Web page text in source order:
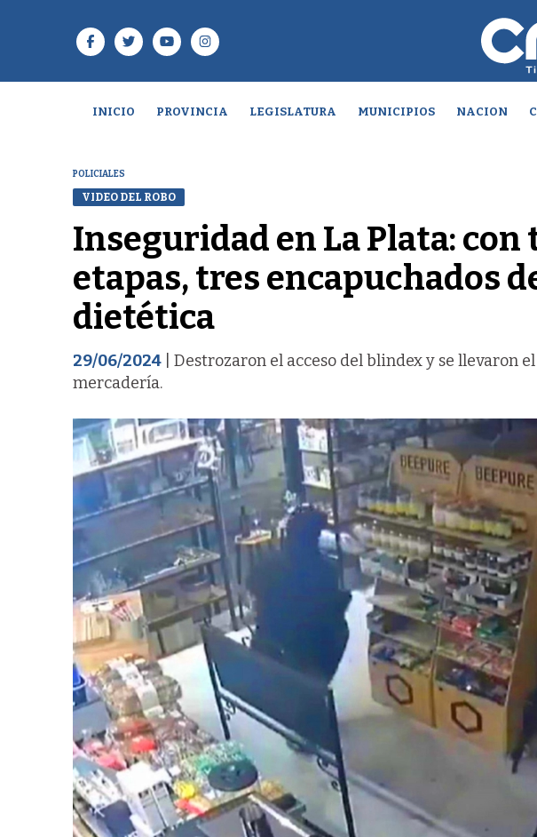
INICIO PROVINCIA LEGISLATURA MUNICIPIOS NACION
POLICIALES
VIDEO DEL ROBO
Inseguridad en La Plata:
etapas, tres encapuchados
dietética
29/06/2024 | Destrozaron el acceso del blindex y se llevaron
mercadería.